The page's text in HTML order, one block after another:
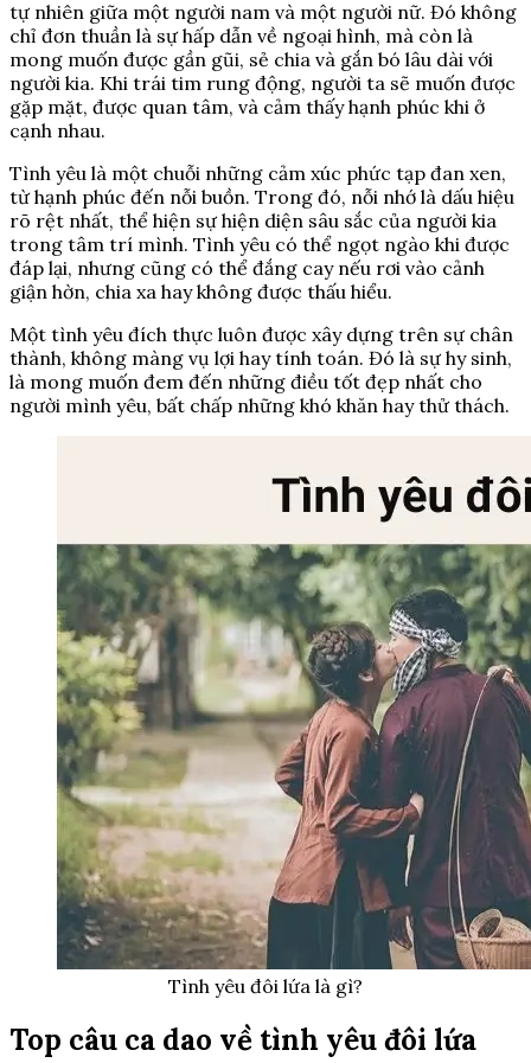
tự nhiên giữa một người nam và một người nữ. Đó không
chỉ đơn thuần là sự hấp dẫn về ngoại hình, mà còn là
mong muốn được gần gũi, sẻ chia và gắn bó lâu dài với
người kia. Khi trái tim rung động, người ta sẽ muốn được
gặp mặt, được quan tâm, và cảm thấy hạnh phúc khi ở
cạnh nhau.
Tình yêu là một chuỗi những cảm xúc phức tạp đan xen,
từ hạnh phúc đến nỗi buồn. Trong đó, nỗi nhớ là dấu hiệu
rõ rệt nhất, thể hiện sự hiện diện sâu sắc của người kia
trong tâm trí mình. Tình yêu có thể ngọt ngào khi được
đáp lại, nhưng cũng có thể đắng cay nếu rơi vào cảnh
giận hờn, chia xa hay không được thấu hiểu.
Một tình yêu đích thực luôn được xây dựng trên sự chân
thành, không màng vụ lợi hay tính toán. Đó là sự hy sinh,
là mong muốn đem đến những điều tốt đẹp nhất cho
người mình yêu, bất chấp những khó khăn hay thử thách.
Tình yêu đôi lứa là gì?
Top câu ca dao về tình yêu đôi lứa